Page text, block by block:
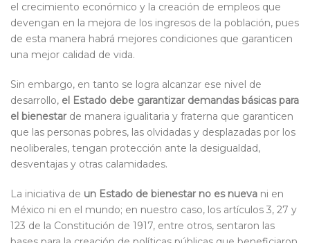
el crecimiento económico y la creación de empleos que
devengan en la mejora de los ingresos de la población, pues
de esta manera habrá mejores condiciones que garanticen
una mejor calidad de vida.
Sin embargo, en tanto se logra alcanzar ese nivel de
desarrollo, el Estado debe garantizar demandas básicas para
el bienestarde manera igualitaria y fraterna que garanticen
que las personas pobres, las olvidadas y desplazadas por los
neoliberales, tengan protección ante la desigualdad,
desventajas y otras calamidades.
La iniciativa de un Estado de bienestar no es nueva ni en
México ni en el mundo; en nuestro caso, los artículos 3, 27 y
123 de la Constitución de 1917, entre otros, sentaron las